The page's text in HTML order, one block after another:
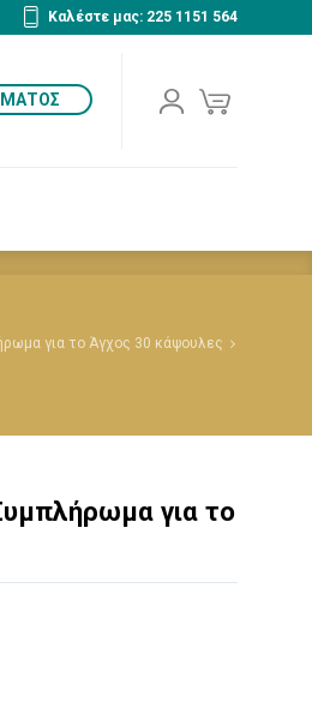
Καλέστε μας: 225 1151 564
για το Άγχος 30 κάψουλες
για το